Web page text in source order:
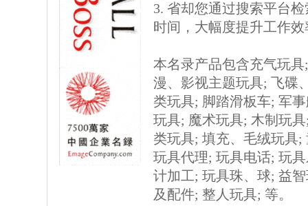
3. 省却您通过搜索平台
时间，大幅度提升工作效
本名录产品包含充气玩
漫、影视主题玩具; 飞碟
类玩具; 脚踏滑板车; 军
玩具; 魔术玩具; 木制玩
类玩具; 填充、毛绒玩具
玩具代理; 玩具电话; 玩
计加工; 玩具珠、球; 益
及配件; 整人玩具; 等。